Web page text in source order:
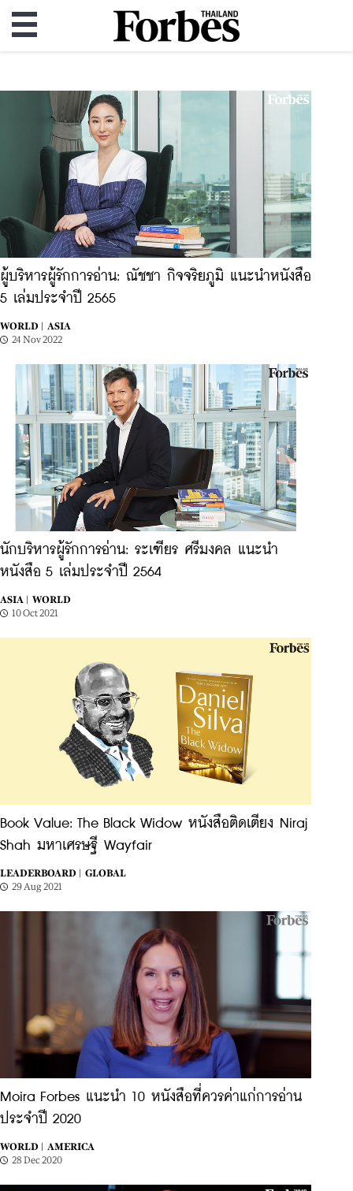
ผู้บริหารผู้รักการอ่าน: ณัชชา กิจจริยภูมิ แนะนำหนังสือ
5 เล่มประจำปี 2565
WORLD |
ASIA
24 Nov 2022
นักบริหารผู้รักการอ่าน: ระเฑียร ศรีมงคล แนะนำ
หนังสือ 5 เล่มประจำปี 2564
ASIA |
WORLD
10 Oct 2021
Book Value: The Black Widow หนังสือติดเตียง Niraj
Shah มหาเศรษฐี Wayfair
LEADERBOARD |
GLOBAL
29 Aug 2021
Moira Forbes แนะนำ 10 หนังสือที่ควรค่าแก่การอ่าน
ประจำปี 2020
WORLD |
AMERICA
28 Dec 2020